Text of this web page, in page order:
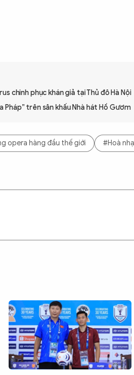
chinh phục khán giả tại Thủ đô Hà Nội
Pháp” trên sân khấu Nhà hát Hồ Gươm
opera hàng đầu thế giới #Hoà